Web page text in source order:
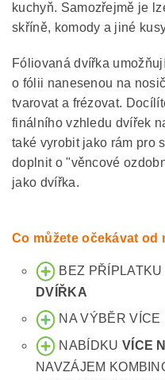
kuchyň. Samozřejmě je
skříně, komody a jiné
Fóliovaná dvířka
o fólii nanesenou na
tvarovat a frézovat.
finálního vzhledu dvířek
také vyrobit jako rám pro
doplnit o "věncové
jako dvířka.
Co můžete očekávat
BEZ PŘÍPLATKU
DVÍŘKA
NA VÝBĚR VÍCE
NABÍDKU VÍCE
NAVZÁJEM